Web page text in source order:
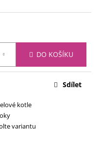
DO KOŠÍKU
kotle
variantu
Sdílet